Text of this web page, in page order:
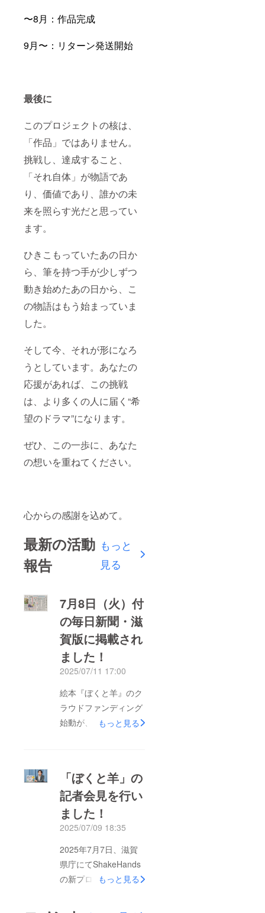
〜8月：作品完成
9月〜：リターン発送開始
最後に
このプロジェクトの核は、
「作品」ではありません。
挑戦し、達成すること、
「それ自体」が物語であ
り、価値であり、誰かの未
来を照らす光だと思ってい
ます。
ひきこもっていたあの日か
ら、筆を持つ手が少しずつ
動き始めたあの日から、こ
の物語はもう始まっていま
した。
そして今、それが形になろ
うとしています。あなたの
応援があれば、この挑戦
は、より多くの人に届く“希
望のドラマ”になります。
ぜひ、この一歩に、あなた
の想いを重ねてください。
心からの感謝を込めて。
最新の活動
報告
もっと
見る
7月8日（火）付
の毎日新聞・滋
賀版に掲載され
ました！
2025/07/11 17:00
絵本『ぼくと羊』のク
ラウドファンディング
始動が、7月8日（火）
ShakeHandsが就労支
援B型の現場から取り
組むオリジナル絵本制
作企画で、発達障が
など“見えづらい生き
づらさ”を抱えるメン
バーたちが創作に参加
もっと見る
「ぼくと羊」の
記者会見を行い
ました！
2025/07/09 18:35
2025年7月7日、滋賀
県庁にてShakeHands
の新プロジェクト「ぼ
行いました！このプロ
もっと見る